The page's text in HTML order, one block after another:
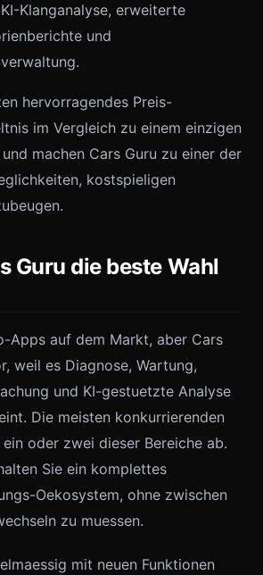
Klanganalyse, erweiterte
und
hervorragendes Preis-
im Vergleich zu einem einzigen
machen Cars Guru zu einer der
kostspieligen
Guru die beste Wahl
Apps auf dem Markt, aber Cars
weil es Diagnose, Wartung,
und KI-gestuetzte Analyse
Die meisten konkurrierenden
oder zwei dieser Bereiche ab.
Sie ein komplettes
Oekosystem, ohne zwischen
zu muessen.
mit neuen Funktionen